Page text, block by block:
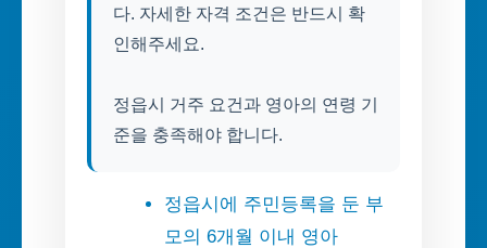
다. 자세한 자격 조건은 반드시 확
인해주세요.
정읍시 거주 요건과 영아의 연령 기
준을 충족해야 합니다.
정읍시에 주민등록을 둔 부
모의 6개월 이내 영아